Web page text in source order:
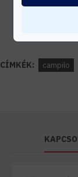
Írd meg nekünk
CÍMKÉK: campilo